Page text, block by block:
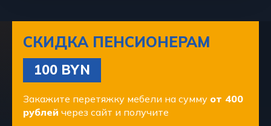
СКИДКА ПЕНСИОНЕРАМ
100 BYN
Закажите перетяжку мебели на сумму от 400
рублей через сайт и получите